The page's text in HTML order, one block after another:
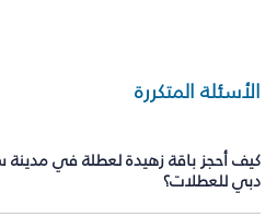
الأسئلة المتكررة
كيف أحجز باقة زهيدة لعطلة في
دبي للعطلات؟